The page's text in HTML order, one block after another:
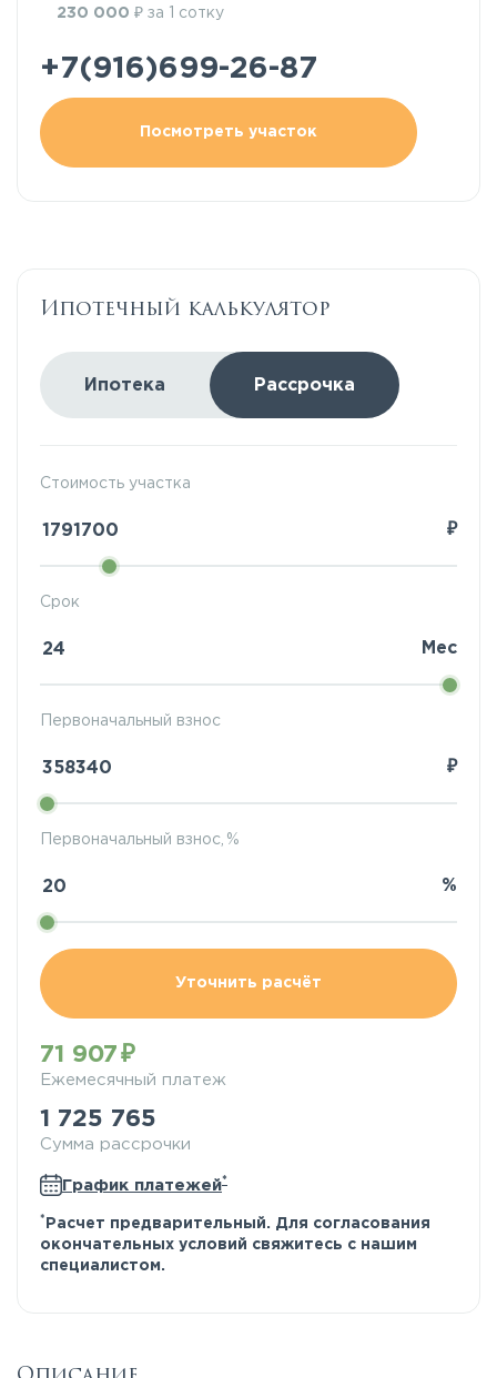
230 000 ₽ за 1 сотку
+7(916)699-26-87
Посмотреть участок
Ипотечный калькулятор
Ипотека Рассрочка
Стоимость участка
₽
Первоначальный взнос
₽
Срок
Мес
Первоначальный взнос, %
%
Уточнить расчёт
71 907
Ежемесячный платеж
1 725 765
Сумма рассрочки
График платежей*
* Расчет предварительный. Для согласования
окончательных условий свяжитесь с нашим
специалистом.